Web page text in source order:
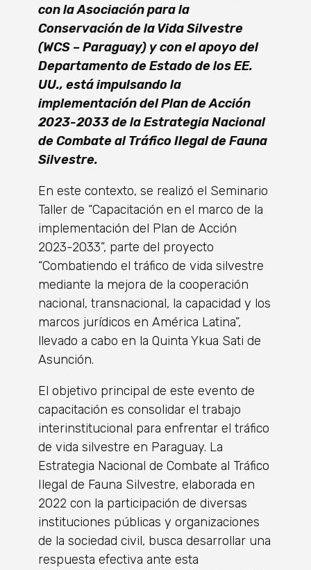
con la Asociación para la
Conservación de la Vida Silvestre
(WCS – Paraguay) y con el apoyo del
Departamento de Estado de los EE.
UU., está impulsando la
implementación del Plan de Acción
2023-2033 de la Estrategia Nacional
de Combate al Tráfico Ilegal de Fauna
Silvestre.
En este contexto, se realizó el Seminario
Taller de “Capacitación en el marco de la
implementación del Plan de Acción
2023-2033”, parte del proyecto
“Combatiendo el tráfico de vida silvestre
mediante la mejora de la cooperación
nacional, transnacional, la capacidad y los
marcos jurídicos en América Latina”,
llevado a cabo en la Quinta Ykua Sati de
Asunción.
El objetivo principal de este evento de
capacitación es consolidar el trabajo
interinstitucional para enfrentar el tráfico
de vida silvestre en Paraguay. La
Estrategia Nacional de Combate al Tráfico
Ilegal de Fauna Silvestre, elaborada en
2022 con la participación de diversas
instituciones públicas y organizaciones
de la sociedad civil, busca desarrollar una
respuesta efectiva ante esta